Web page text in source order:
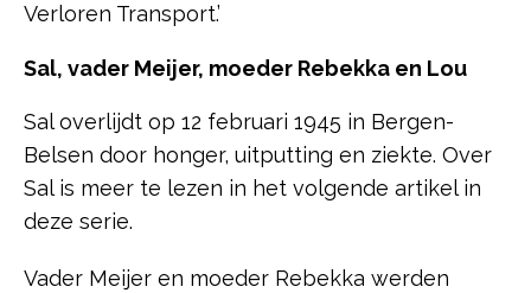
Verloren Transport.’
Sal, vader Meijer, moeder Rebekka en Lou
Sal overlijdt op 12 februari 1945 in Bergen-
Belsen door honger, uitputting en ziekte. Over
Sal is meer te lezen in het volgende artikel in
deze serie.
Vader Meijer en moeder Rebekka werden